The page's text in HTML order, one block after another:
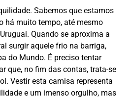
Sabemos que estamos
há muito tempo, até mesmo
Quando se aproxima a
surgir aquele frio na barriga,
do Mundo. É preciso tentar
que, no fim das contas, trata-se
Vestir esta camisa representa
e um imenso orgulho, mas